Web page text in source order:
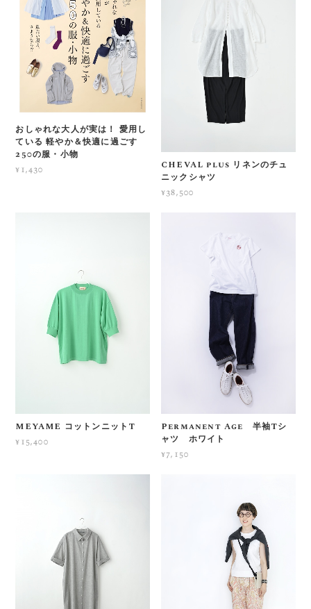
おしゃれな大人が実は！ 愛用し
ている 軽やか＆快適に過ごす
250の服・小物
¥1,430
CHEVAL plus リネンのチュ
ニックシャツ
¥38,500
MEYAME コットンニットT
¥15,400
Permanent Age 半袖Tシ
ャツ ホワイト
¥7,150